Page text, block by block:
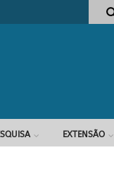
busca
EXTENSÃO